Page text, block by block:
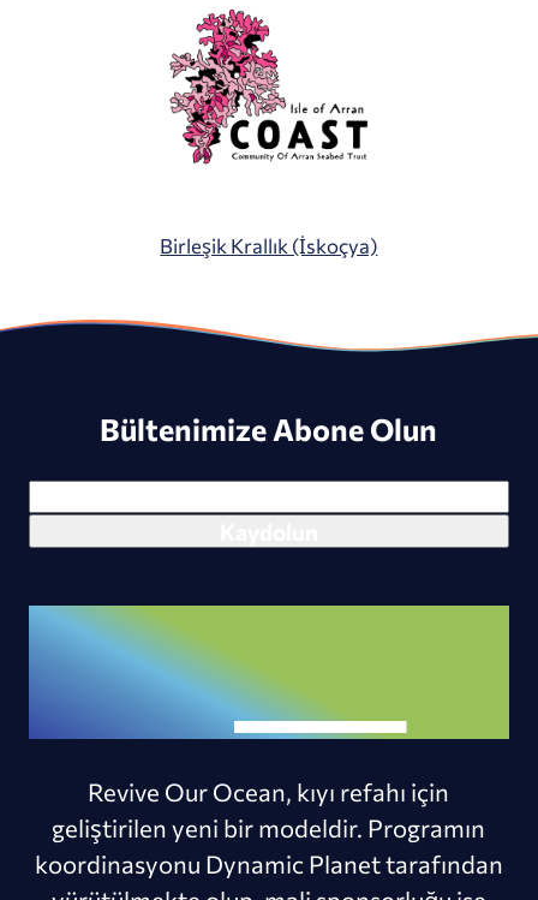
Birleşik Krallık (İskoçya)
Bültenimize Abone Olun
Revive Our Ocean, kıyı refahı için
geliştirilen yeni bir modeldir. Programın
koordinasyonu Dynamic Planet tarafından